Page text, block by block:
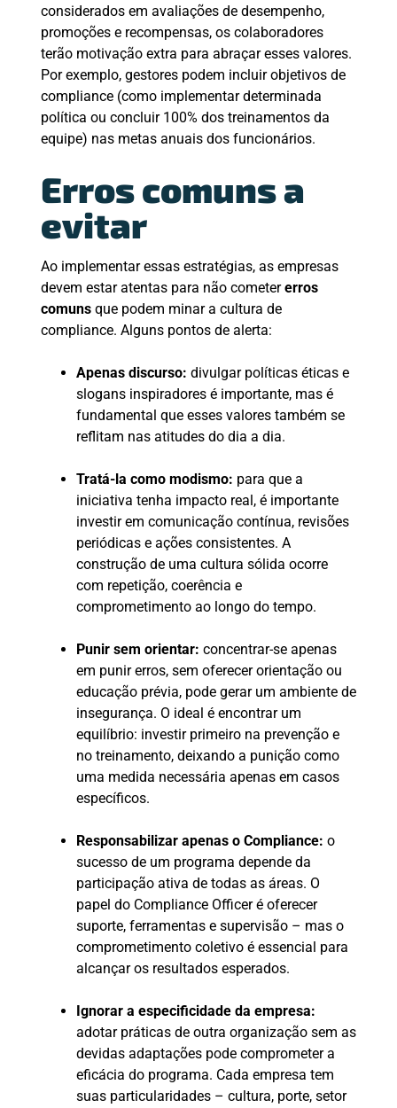
considerados em avaliações de desempenho,
promoções e recompensas, os colaboradores
terão motivação extra para abraçar esses valores.
Por exemplo, gestores podem incluir objetivos de
compliance (como implementar determinada
política ou concluir 100% dos treinamentos da
equipe) nas metas anuais dos funcionários.
Erros comuns a
evitar
Ao implementar essas estratégias, as empresas
devem estar atentas para não cometererros
comunsque podem minar a cultura de
compliance. Alguns pontos de alerta:
Apenas discurso: divulgar políticas éticas e
slogans inspiradores é importante, mas é
fundamental que esses valores também se
reflitam nas atitudes do dia a dia.
Tratá-la como modismo: para que a
iniciativa tenha impacto real, é importante
investir em comunicação contínua, revisões
periódicas e ações consistentes. A
construção de uma cultura sólida ocorre
com repetição, coerência e
comprometimento ao longo do tempo.
Punir sem orientar: concentrar-se apenas
em punir erros, sem oferecer orientação ou
educação prévia, pode gerar um ambiente de
insegurança. O ideal é encontrar um
equilíbrio: investir primeiro na prevenção e
no treinamento, deixando a punição como
uma medida necessária apenas em casos
específicos.
Responsabilizar apenas o Compliance: o
sucesso de um programa depende da
participação ativa de todas as áreas. O
papel do Compliance Officer é oferecer
suporte, ferramentas e supervisão – mas o
comprometimento coletivo é essencial para
alcançar os resultados esperados.
Ignorar a especificidade da empresa:
adotar práticas de outra organização sem as
devidas adaptações pode comprometer a
eficácia do programa. Cada empresa tem
suas particularidades – cultura, porte, setor